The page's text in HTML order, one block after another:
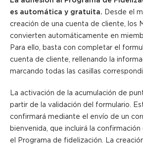
es automática y gratuita. Desde el
creación de una cuenta de cliente, los
convierten automáticamente en
Para ello, basta con completar el
cuenta de cliente, rellenando la
marcando todas las casillas
La activación de la acumulación de
partir de la validación del formulario.
confirmará mediante el envío de un
bienvenida, que incluirá la
el Programa de fidelización. La